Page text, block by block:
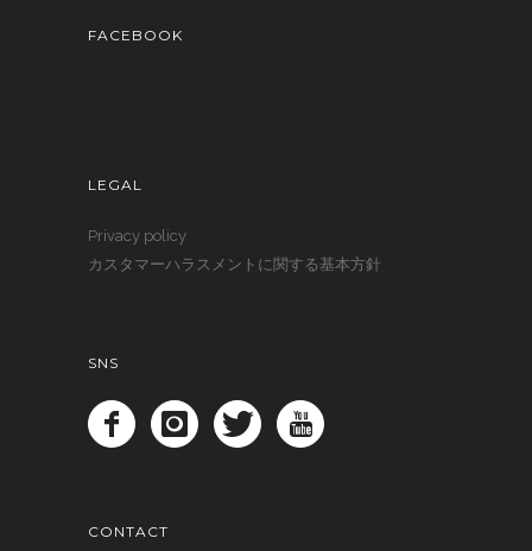
FACEBOOK
LEGAL
Privacy policy
カスタマーハラスメントに関する基本方針
SNS
CONTACT